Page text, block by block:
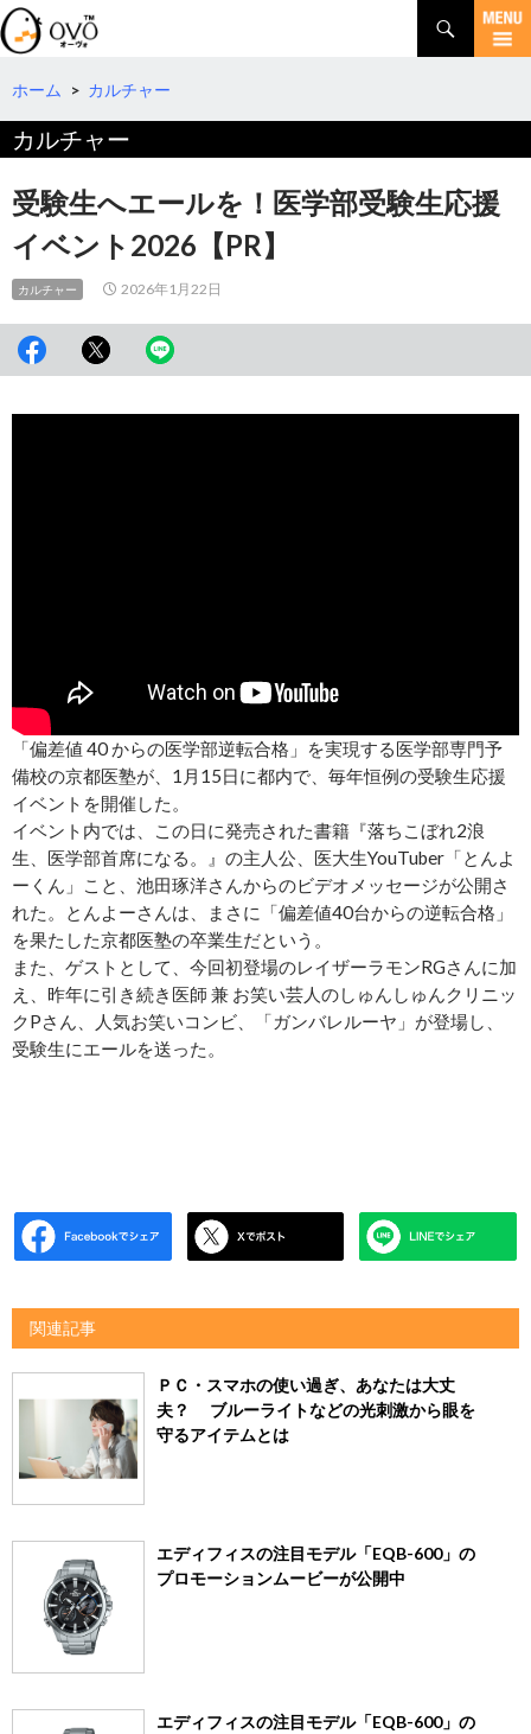
検
索
コ
テ
ツ
へ
移
動
ホーム > カルチャー
カルチャー
受験生へエールを！医学部受験生応援
イベント2026【PR】
カルチャー 2026年1月22日
「偏差値 40 からの医学部逆転合格」を実現する医学部専門予
備校の京都医塾が、1月15日に都内で、毎年恒例の受験生応援
イベントを開催した。
イベント内では、この日に発売された書籍『落ちこぼれ2浪
生、医学部首席になる。』の主人公、医大生YouTuber「とんよ
ーくん」こと、池田琢洋さんからのビデオメッセージが公開さ
れた。とんよーさんは、まさに「偏差値40台からの逆転合格」
を果たした京都医塾の卒業生だという。
また、ゲストとして、今回初登場のレイザーラモンRGさんに加
え、昨年に引き続き医師 兼 お笑い芸人のしゅんしゅんクリニッ
クPさん、人気お笑いコンビ、「ガンバレルーヤ」が登場し、
受験生にエールを送った。
関連記事
ＰＣ・スマホの使い過ぎ、あなたは大丈
夫？ ブルーライトなどの光刺激から眼を
守るアイテムとは
エディフィスの注目モデル「EQB-600」の
プロモーションムービーが公開中
エディフィスの注目モデル「EQB-600」の